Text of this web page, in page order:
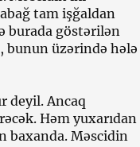
tam işğaldan
burada göstərilən
bunun üzərində hələ
deyil. Ancaq
Həm yuxarıdan
baxanda. Məscidin